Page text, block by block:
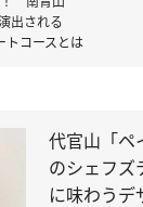
出される
トコースとは
代官山「ペ
のシェフズ
に味わうデ